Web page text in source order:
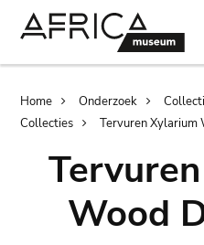
Home Onderzoek
Collecties
Tervuren Xylarium
Wood